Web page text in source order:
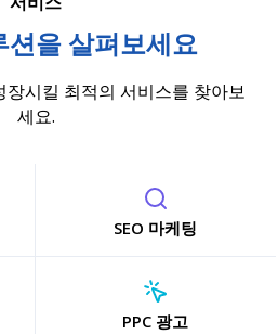
션을 살펴보세요
시킬 최적의 서비스를 찾아보
세요.
SEO 마케팅
PPC 광고